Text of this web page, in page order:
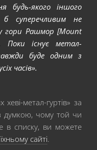
будь-якого іншого
суперечливим не
гори Рашмор [Mount
Поки існує метал-
буде одним з
часів».
метал-гуртів» за
думкою, чому той чи
в списку, ви можете
сайті.